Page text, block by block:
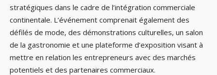
stratégiques dans le cadre de l’intégration commerciale
continentale. L’événement comprenait également des
défilés de mode, des démonstrations culturelles, un salon
de la gastronomie et une plateforme d’exposition visant à
mettre en relation les entrepreneurs avec des marchés
potentiels et des partenaires commerciaux.